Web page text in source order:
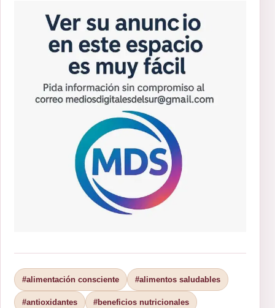
#alimentación consciente #alimentos saludables
#antioxidantes #beneficios nutricionales